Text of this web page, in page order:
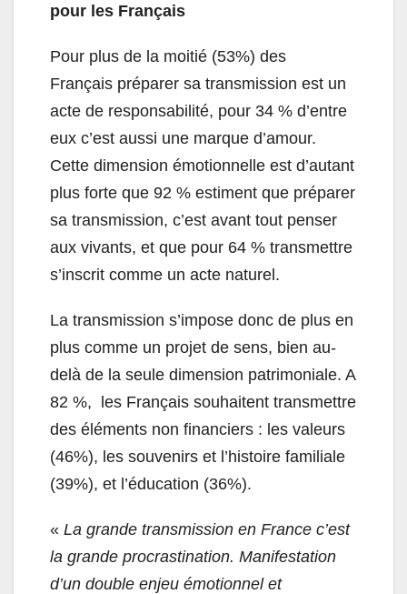
pour les Français
Pour plus de la moitié (53%) des
Français préparer sa transmission est un
acte de responsabilité, pour 34 % d’entre
eux c’est aussi une marque d’amour.
Cette dimension émotionnelle est d’autant
plus forte que 92 % estiment que préparer
sa transmission, c’est avant tout penser
aux vivants, et que pour 64 % transmettre
s’inscrit comme un acte naturel.
La transmission s’impose donc de plus en
plus comme un projet de sens, bien au-
delà de la seule dimension patrimoniale. A
82 %, les Français souhaitent transmettre
des éléments non financiers : les valeurs
(46%), les souvenirs et l’histoire familiale
(39%), et l’éducation (36%).
« La grande transmission en France c’est
la grande procrastination. Manifestation
d’un double enjeu émotionnel et